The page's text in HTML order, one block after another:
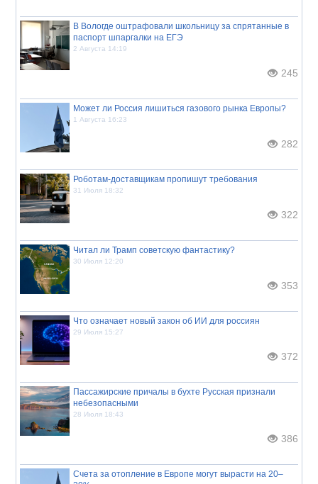
В Вологде оштрафовали школьницу за спрятанные в
паспорт шпаргалки на ЕГЭ
2 Августа 14:19
245
Может ли Россия лишиться газового рынка Европы?
1 Августа 16:23
282
Роботам-доставщикам пропишут требования
31 Июля 18:32
322
Читал ли Трамп советскую фантастику?
30 Июля 12:20
353
Что означает новый закон об ИИ для россиян
29 Июля 15:27
372
Пассажирские причалы в бухте Русская признали
небезопасными
28 Июля 18:43
386
Счета за отопление в Европе могут вырасти на 20–